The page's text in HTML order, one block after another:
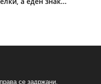
се задржани.